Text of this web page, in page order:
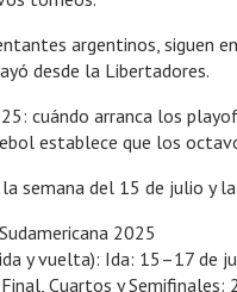
argentinos, siguen
desde la Libertadores.
cuándo arranca los
establece que los
semana del 15 de julio y
2025
y vuelta): Ida: 15–17 de
Cuartos y Semifinales: